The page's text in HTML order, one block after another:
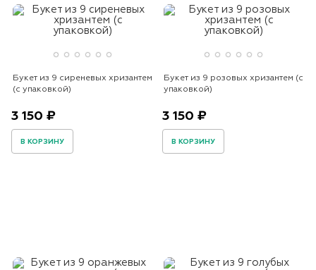
Букет из 9 сиреневых хризантем
(с упаковкой)
3 150 ₽
В КОРЗИНУ
Букет из 9 розовых хризантем (с
упаковкой)
3 150 ₽
В КОРЗИНУ